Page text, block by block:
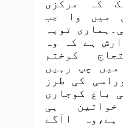
کہ مرکزی
میں وا جب
تویہ
ہے کہ وہ
کوختم
میں چپ رہیں
کی طرز
باغ کوجاری
ہی
اآگے